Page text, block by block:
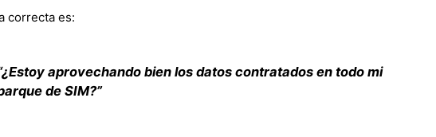
correcta es:
aprovechando bien los datos contratados en todo mi
de SIM?”